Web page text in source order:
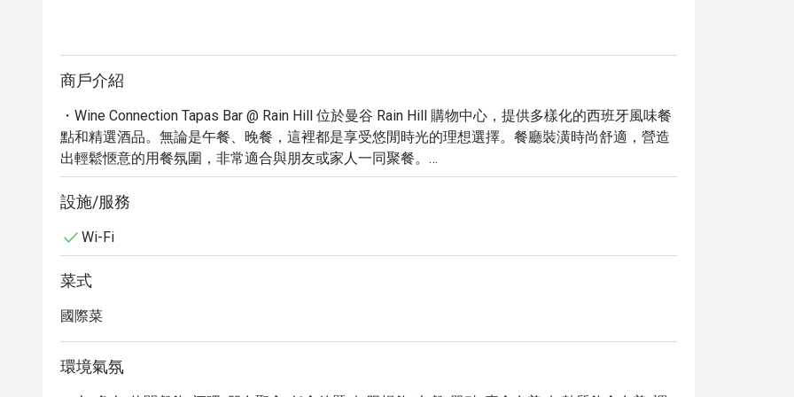
商戶介紹
・Wine Connection Tapas Bar @ Rain Hill 位於曼谷 Rain Hill 購物中心，提供多樣化的西班牙風味餐
點和精選酒品。無論是午餐、晚餐，這裡都是享受悠閒時光的理想選擇。餐廳裝潢時尚舒適，營造
出輕鬆愜意的用餐氛圍，非常適合與朋友或家人一同聚餐。
・在這裡，您可以品嚐到各式各樣的美味西班牙菜，如經典的西班牙海鮮飯、香烤乳豬等。此外，
餐廳還提供多款精選葡萄酒，讓您在享受美食的同時，也能品味佳釀。
訂，開啟您的美食之旅。
設施/服務
Wi-Fi
菜式
國際菜
環境氣氛